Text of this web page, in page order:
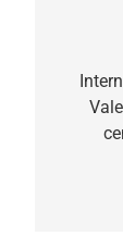
de